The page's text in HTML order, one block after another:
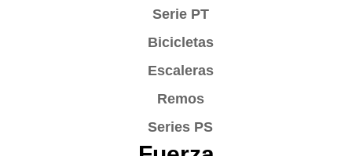
Serie PT
Bicicletas
Escaleras
Remos
Series PS